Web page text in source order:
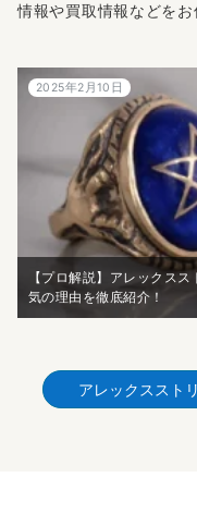
情報や買取情報などをお
【プロ解説】アレックス
気の理由を徹底紹介！
2025年2月10日
アレックススト